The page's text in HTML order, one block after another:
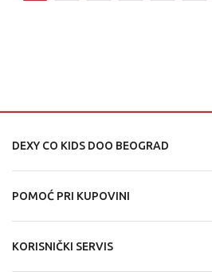
DEXY CO KIDS DOO BEOGRAD
POMOĆ PRI KUPOVINI
KORISNIČKI SERVIS